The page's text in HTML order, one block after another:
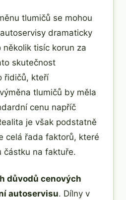
tlumičů se mohou
dramaticky
tisíc korun za
skutečnost
řidičů, kteří
tlumičů by měla
cenu napříč
je však podstatně
celá řada faktorů, které
částku na faktuře.
důvodů cenových
autoservisu. Dílny v